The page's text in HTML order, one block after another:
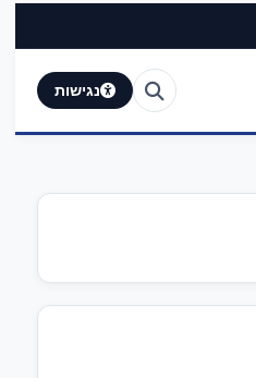
נגישות